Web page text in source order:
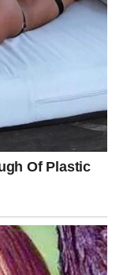
da neke
uvjeriti